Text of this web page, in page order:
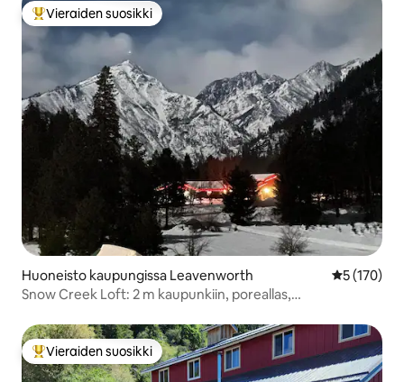
Vieraiden suosikkien parhaimmistoa
Vieraiden suosikki
Huoneisto kaupungissa Leavenworth
5 (170)
Snow Creek Loft: 2 m kaupunkiin, poreallas,
Vieraiden suosikkien parhaimmistoa
Vieraiden suosikki